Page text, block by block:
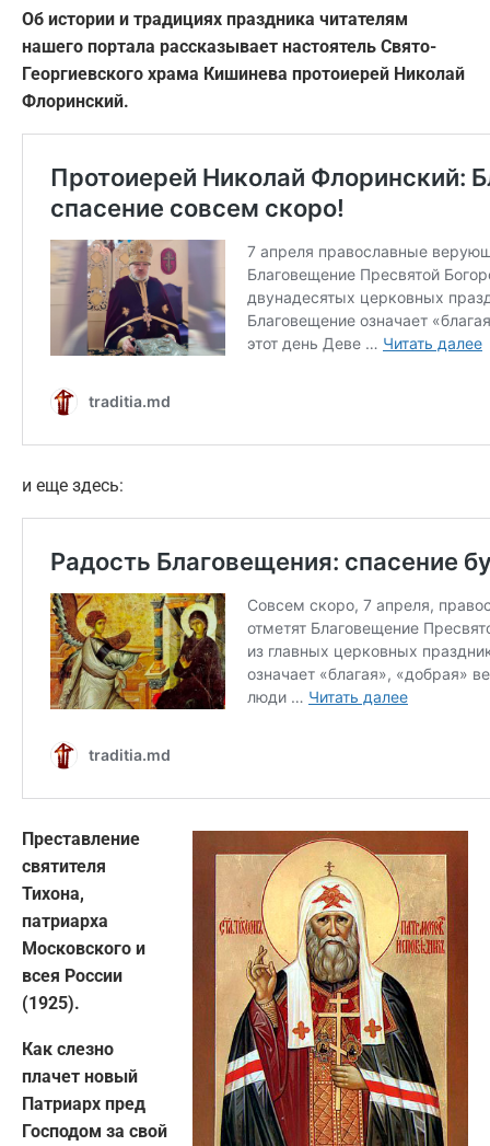
Об истории и традициях праздника читателям
нашего портала рассказывает настоятель Свято-
Георгиевского храма Кишинева протоиерей Николай
Флоринский.
и еще здесь:
Преставление
святителя
Тихона,
патриарха
Московского и
всея России
(1925).
Как слезно
плачет новый
Патриарх пред
Господом за свой